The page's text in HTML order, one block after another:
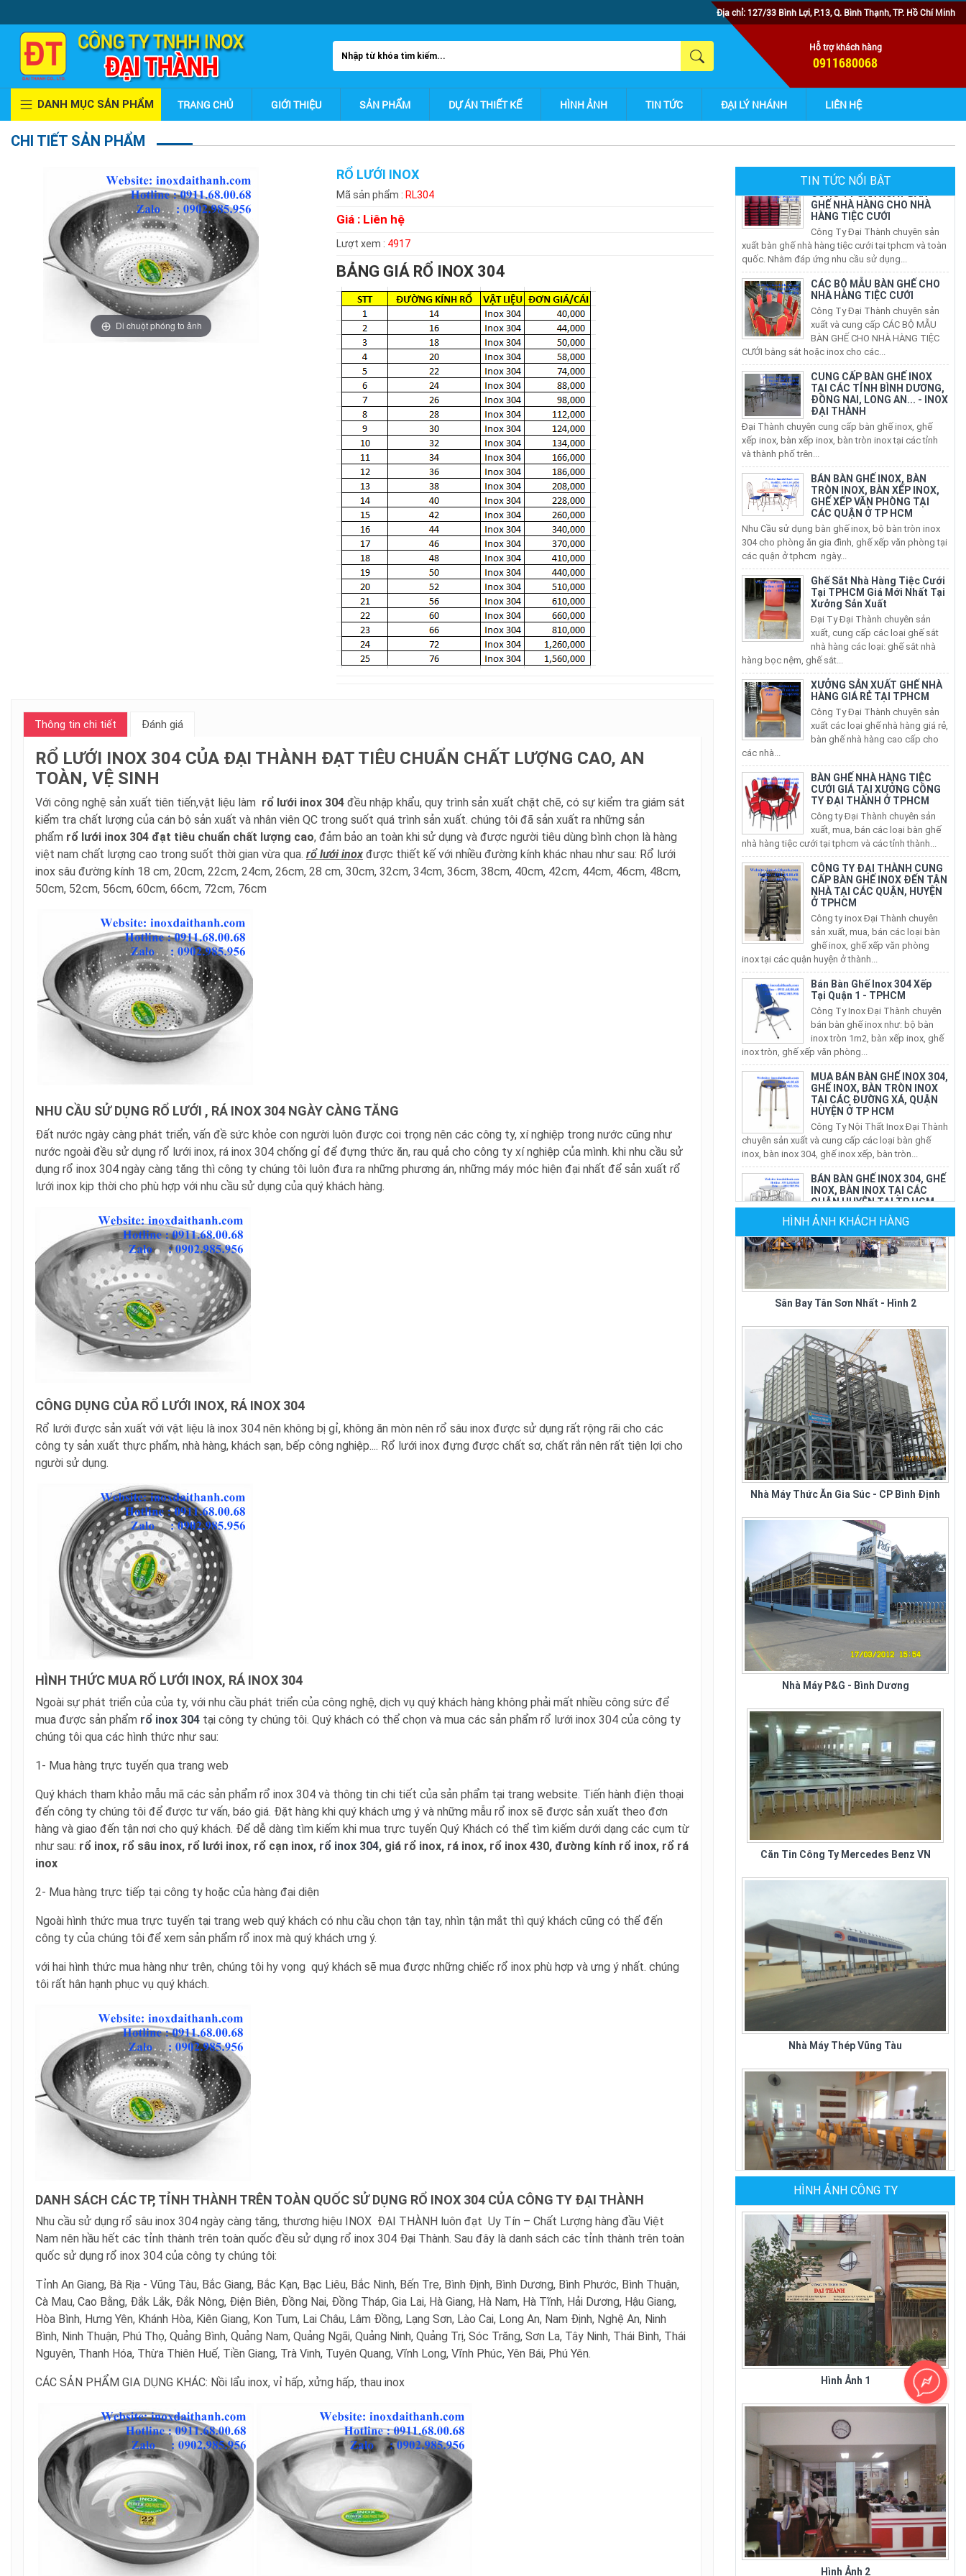
Địa chỉ: 127/33 Bình Lợi, P.13, Q. Bình Thạnh, TP. Hồ Chí Minh
Hỗ trợ khách hàng
0911680068
DANH MỤC SẢN PHẨM TRANG CHỦ GIỚI THIỆU SẢN PHẨM DỰ ÁN THIẾT KẾ HÌNH ẢNH TIN TỨC ĐẠI LÝ NHÁNH LIÊN HỆ
CHI TIẾT SẢN PHẨM
Di chuột phóng to ảnh
RỔ LƯỚI INOX
Mã sản phẩm : RL304
Giá : Liên hệ
Lượt xem : 4917
BẢNG GIÁ RỔ INOX 304
Thông tin chi tiết Đánh giá
RỔ LƯỚI INOX 304 CỦA ĐẠI THÀNH ĐẠT TIÊU CHUẨN CHẤT LƯỢNG CAO, AN
TOÀN, VỆ SINH
Với công nghệ sản xuất tiên tiến,vật liệu làm rổ lưới inox 304 đều nhập khẩu, quy trình sản xuất chặt chẽ, có sự kiểm tra giám sát
kiểm tra chất lượng của cán bộ sản xuất và nhân viên QC trong suốt quá trình sản xuất. chúng tôi đã sản xuất ra những sản
phẩm rổ lưới inox 304 đạt tiêu chuẩn chất lượng cao, đảm bảo an toàn khi sử dụng và được người tiêu dùng bình chọn là hàng
việt nam chất lượng cao trong suốt thời gian vừa qua. rổ lưới inox được thiết kế với nhiều đường kính khác nhau như sau: Rổ lưới
inox sâu đường kính 18 cm, 20cm, 22cm, 24cm, 26cm, 28 cm, 30cm, 32cm, 34cm, 36cm, 38cm, 40cm, 42cm, 44cm, 46cm, 48cm,
50cm, 52cm, 56cm, 60cm, 66cm, 72cm, 76cm
NHU CẦU SỬ DỤNG RỔ LƯỚI , RÁ INOX 304 NGÀY CÀNG TĂNG
Đất nước ngày càng phát triển, vấn đề sức khỏe con người luôn được coi trọng nên các công ty, xí nghiệp trong nước cũng như
nước ngoài đều sử dụng rổ lưới inox, rá inox 304 chống gỉ để đựng thức ăn, rau quả cho công ty xí nghiệp của mình. khi nhu cầu sử
dụng rổ inox 304 ngày càng tăng thì công ty chúng tôi luôn đưa ra những phương án, những máy móc hiện đại nhất để sản xuất rổ
lưới inox kịp thời cho phù hợp với nhu cầu sử dụng của quý khách hàng.
CÔNG DỤNG CỦA RỔ LƯỚI INOX, RÁ INOX 304
Rổ lưới được sản xuất với vật liệu là inox 304 nên không bị gỉ, không ăn mòn nên rổ sâu inox được sử dụng rất rộng rãi cho các
công ty sản xuất thực phẩm, nhà hàng, khách sạn, bếp công nghiệp.... Rổ lưới inox đựng được chất sơ, chất rắn nên rất tiện lợi cho
người sử dụng.
HÌNH THỨC MUA RỔ LƯỚI INOX, RÁ INOX 304
Ngoài sự phát triển của của ty, với nhu cầu phát triển của công nghệ, dịch vụ quý khách hàng không phải mất nhiều công sức để
mua được sản phẩm rổ inox 304 tại công ty chúng tôi. Quý khách có thể chọn và mua các sản phẩm rổ lưới inox 304 của công ty
chúng tôi qua các hình thức như sau:
1- Mua hàng trực tuyến qua trang web
Quý khách tham khảo mẫu mã các sản phẩm rổ inox 304 và thông tin chi tiết của sản phẩm tại trang website. Tiến hành điện thoại
đến công ty chúng tôi để được tư vấn, báo giá. Đặt hàng khi quý khách ưng ý và những mẫu rổ inox sẽ được sản xuất theo đơn
hàng và giao đến tận nơi cho quý khách. Để dễ dàng tìm kiếm khi mua trực tuyến Quý Khách có thể tìm kiếm dưới dạng các cụm từ
như sau: rổ inox, rổ sâu inox, rổ lưới inox, rổ cạn inox, rổ inox 304, giá rổ inox, rá inox, rổ inox 430, đường kính rổ inox, rổ rá
inox
2- Mua hàng trực tiếp tại công ty hoặc của hàng đại diện
Ngoài hình thức mua trực tuyến tại trang web quý khách có nhu cầu chọn tận tay, nhìn tận mắt thì quý khách cũng có thể đến
công ty của chúng tôi để xem sản phẩm rổ inox mà quý khách ưng ý.
với hai hình thức mua hàng như trên, chúng tôi hy vọng quý khách sẽ mua được những chiếc rổ inox phù hợp và ưng ý nhất. chúng
tôi rất hân hạnh phục vụ quý khách.
DANH SÁCH CÁC TP, TỈNH THÀNH TRÊN TOÀN QUỐC SỬ DỤNG RỔ INOX 304 CỦA CÔNG TY ĐẠI THÀNH
Nhu cầu sử dụng rổ sâu inox 304 ngày càng tăng, thương hiệu INOX ĐẠI THÀNH luôn đạt Uy Tín – Chất Lượng hàng đầu Việt
Nam nên hầu hết các tỉnh thành trên toàn quốc đều sử dụng rổ inox 304 Đại Thành. Sau đây là danh sách các tỉnh thành trên toàn
quốc sử dụng rổ inox 304 của công ty chúng tôi:
Tỉnh An Giang, Bà Rịa - Vũng Tàu, Bắc Giang, Bắc Kạn, Bạc Liêu, Bắc Ninh, Bến Tre, Bình Định, Bình Dương, Bình Phước, Bình Thuận,
Cà Mau, Cao Bằng, Đắk Lắk, Đắk Nông, Điện Biên, Đồng Nai, Đồng Tháp, Gia Lai, Hà Giang, Hà Nam, Hà Tĩnh, Hải Dương, Hậu Giang,
Hòa Bình, Hưng Yên, Khánh Hòa, Kiên Giang, Kon Tum, Lai Châu, Lâm Đồng, Lạng Sơn, Lào Cai, Long An, Nam Định, Nghệ An, Ninh
Bình, Ninh Thuận, Phú Thọ, Quảng Bình, Quảng Nam, Quảng Ngãi, Quảng Ninh, Quảng Trị, Sóc Trăng, Sơn La, Tây Ninh, Thái Bình, Thái
Nguyên, Thanh Hóa, Thừa Thiên Huế, Tiền Giang, Trà Vinh, Tuyên Quang, Vĩnh Long, Vĩnh Phúc, Yên Bái, Phú Yên.
CÁC SẢN PHẨM GIA DỤNG KHÁC: Nồi lẩu inox, vỉ hấp, xửng hấp, thau inox
TIN TỨC NỔI BẬT
CÔNG TY SẢN XUẤT BÀN
GHẾ NHÀ HÀNG CHO NHÀ
HÀNG TIỆC CƯỚI
Công Ty Đại Thành chuyên sản
xuất bàn ghế nhà hàng tiệc cưới tại tphcm và toàn
quốc. Nhằm đáp ứng nhu cầu sử dụng...
CÁC BỘ MẪU BÀN GHẾ CHO
NHÀ HÀNG TIỆC CƯỚI
Công Ty Đại Thành chuyên sản
xuất và cung cấp CÁC BỘ MẪU
BÀN GHẾ CHO NHÀ HÀNG TIỆC
CƯỚI bằng sắt hoặc inox cho các...
CUNG CẤP BÀN GHẾ INOX
TẠI CÁC TỈNH BÌNH DƯƠNG,
ĐỒNG NAI, LONG AN... - INOX
ĐẠI THÀNH
Đại Thành chuyên cung cấp bàn ghế inox, ghế
xếp inox, bàn xếp inox, bàn tròn inox tại các tỉnh
và thành phố trên...
BÁN BÀN GHẾ INOX, BÀN
TRÒN INOX, BÀN XẾP INOX,
GHẾ XẾP VĂN PHÒNG TẠI
CÁC QUẬN Ở TP HCM
Nhu Cầu sử dụng bàn ghế inox, bộ bàn tròn inox
304 cho phòng ăn gia đình, ghế xếp văn phòng tại
các quận ở tphcm ngày...
Ghế Sắt Nhà Hàng Tiệc Cưới
Tại TPHCM Giá Mới Nhất Tại
Xưởng Sản Xuất
Đại Ty Đại Thành chuyên sản
xuất, cung cấp các loại ghế sắt
nhà hàng các loại: ghế sắt nhà
hàng bọc nệm, ghế sắt...
XƯỞNG SẢN XUẤT GHẾ NHÀ
HÀNG GIÁ RẺ TẠI TPHCM
Công Ty Đại Thành chuyên sản
xuất các loại ghế nhà hàng giá rẻ,
bàn ghế nhà hàng cao cấp cho
các nhà...
CƯỚI GIÁ TẠI XƯỞNG CÔNG
TY ĐẠI THÀNH Ở TPHCM
Công ty Đại Thành chuyên sản
xuất, mua, bán các loại bàn ghế
nhà hàng tiệc cưới tại tphcm và các tỉnh thành...
CÔNG TY ĐẠI THÀNH CUNG
CẤP BÀN GHẾ INOX ĐẾN TẬN
NHÀ TẠI CÁC QUẬN, HUYỆN
Ở TPHCM
Công ty inox Đại Thành chuyên
sản xuất, mua, bán các loại bàn
ghế inox, ghế xếp văn phòng
inox tại các quận huyện ở thành...
Bán Bàn Ghế Inox 304 Xếp
Tại Quận 1 - TPHCM
Công Ty Inox Đại Thành chuyên
bán bàn ghế inox như: bộ bàn
inox tròn 1m2, bàn xếp inox, ghế
inox tròn, ghế xếp văn phòng...
MUA BÁN BÀN GHẾ INOX 304,
GHẾ INOX, BÀN TRÒN INOX
TẠI CÁC ĐƯỜNG XÁ, QUẬN
HUYỆN Ở TP HCM
Công Ty Nội Thất Inox Đại Thành
chuyên sản xuất và cung cấp các loại bàn ghế
inox, bàn inox 304, ghế inox xếp, bàn tròn...
BÁN BÀN GHẾ INOX 304, GHẾ
INOX, BÀN INOX TẠI CÁC
QUẬN HUYỆN TẠI TP HCM
Nội Thất Inox Đại Thành chuyên
sản xuất và cung cấp các loại bàn ghế inox, bàn
inox 304, ghế inox xếp, bàn tròn inox xếp...
CÔNG TY SẢN XUẤT GHẾ
NHÀ HÀNG
Công Ty Đại Thành chuyên sản
xuất ghế nhà hàng tiệc cưới tại
tphcm và toàn quốc. Nhằm đáp
HÌNH ẢNH KHÁCH HÀNG
Sân Bay Tân Sơn Nhất - Hình 2
Nhà Máy Thức Ăn Gia Súc - CP Bình Định
Nhà Máy P&G - Bình Dương
Quán Cơm Kiều Giang
Sân Bay Tân Sơn Nhất - Hình 1
HÌNH ẢNH CÔNG TY
Hình Ảnh 1
Hình Ảnh 2